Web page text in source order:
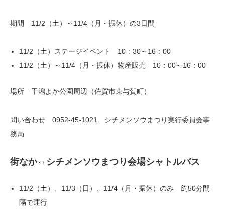
期間 11/2（土）～11/4（月・振休）の3日間
11/2（土）ステージイベント 10：30～16：00
11/2（土）～11/4（月・振休）物産販売 10：00～16：00
場所 干潟よか公園周辺（佐賀市東与賀町）
問い合わせ 0952-45-1021 シチメンソウまつり実行委員会事
務局
街なか⇔シチメンソウまつり会場シャトルバス
11/2（土）、11/3（日）、11/4（月・振休）のみ 約50分間
隔で運行